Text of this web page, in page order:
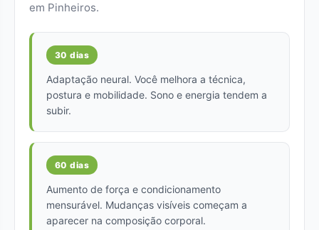
em Pinheiros.
30 dias
Adaptação neural. Você melhora a técnica,
postura e mobilidade. Sono e energia tendem a
subir.
60 dias
Aumento de força e condicionamento
mensurável. Mudanças visíveis começam a
aparecer na composição corporal.